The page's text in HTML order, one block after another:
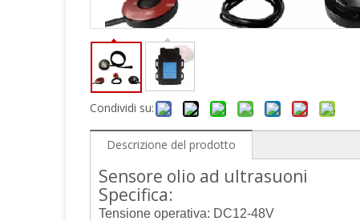
Condividi su:
Descrizione del prodotto
Sensore olio ad ultrasuoni
Specifica:
Tensione operativa: DC12-48V